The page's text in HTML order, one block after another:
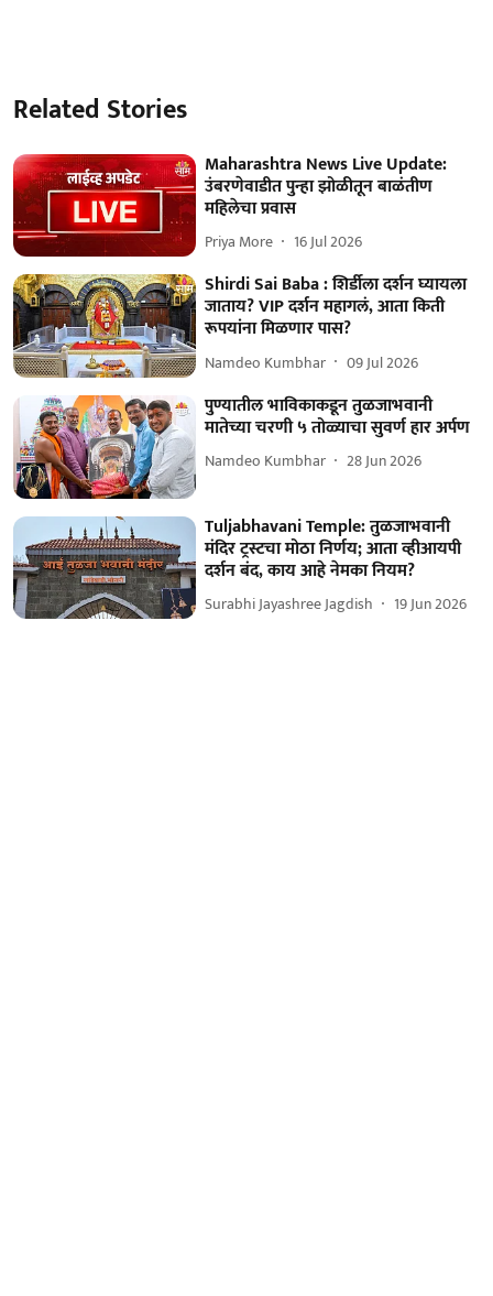
Related Stories
Maharashtra News Live Update:
उंबरणेवाडीत पुन्हा झोळीतून बाळंतीण
महिलेचा प्रवास
Priya More 16 Jul 2026
Shirdi Sai Baba : शिर्डीला दर्शन घ्यायला
जाताय? VIP दर्शन महागलं, आता किती
रूपयांना मिळणार पास?
Namdeo Kumbhar 09 Jul 2026
पुण्यातील भाविकाकडून तुळजाभवानी
मातेच्या चरणी ५ तोळ्याचा सुवर्ण हार अर्पण
Namdeo Kumbhar 28 Jun 2026
Tuljabhavani Temple: तुळजाभवानी
मंदिर ट्रस्टचा मोठा निर्णय; आता व्हीआयपी
दर्शन बंद, काय आहे नेमका नियम?
Surabhi Jayashree Jagdish 19 Jun 2026